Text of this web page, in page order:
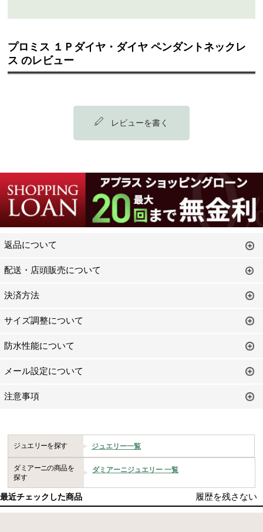
プロミス １Ｐダイヤ・ダイヤ ペンダントネックレ
ス のレビュー
レビューを書く
返品について
配送・店頭販売について
決済方法
サイズ調整について
防水性能について
メール設定について
注意事項
ジュエリーを探す ジュエリー一覧
ダミアーニの商品を
探す
ダミアーニジュエリー 一覧
最近チェックした商品 履歴を残さない